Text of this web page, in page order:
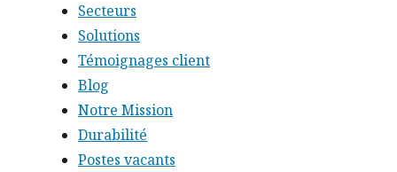
Secteurs
Solutions
Témoignages client
Blog
Notre Mission
Durabilité
Postes vacants